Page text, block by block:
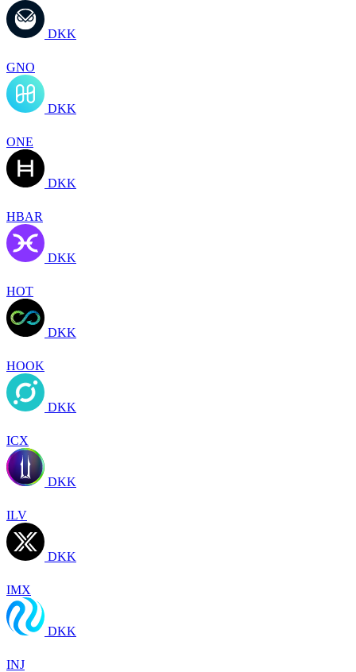
DKK
GNO
DKK
ONE
DKK
HBAR
DKK
HOT
DKK
HOOK
DKK
ICX
DKK
ILV
DKK
IMX
DKK
INJ